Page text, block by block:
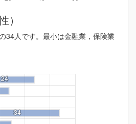
）
34人です。最小は金融業，保険業